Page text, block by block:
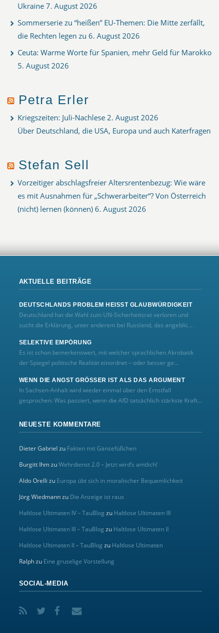
Ukraine 7. August 2026
Sommerserie zu “heißen” EU-Themen: Die Mitte zerfällt,
die Rechten legen zu 6. August 2026
Ceuta: Warme Worte für Spanien, mehr Geld für Marokko
5. August 2026
Petra Erler
Kriegszeiten: Juli-Nachlese 2. August 2026
Über Deutschland, die USA, Europa und auch Katerfragen
Stefan Sell
Vorzeitiger abschlagsfreier Altersrentenbezug: Wie wäre
es mit Ausnahmen für „Schwerarbeiter“? Von Österreich
(nicht) lernen (können) 6. August 2026
AKTUELLE BEITRÄGE
DEUTSCHLANDS PROBLEM HEISST GLAUBWÜRDIGKEIT
Deutschland hat die Wahl zum UN‑Sicherheitsrat verloren und
sucht die Erklärung, unter anderem bei Russland, das angeblic...
SELEKTIVE EMPÖRUNG
Es ist schon bemerkenswert, mit welcher sprachlichen Akrobatik
der Spiegel politische Realität einordnet – oder besser ge...
WENN DIE ANGST GRÖSSER IST ALS DAS ARGUMENT
In Sachsen-Anhalt wird wieder einmal über den Ernstfall
gesprochen: Was passiert, wenn die AfD tatsächlich stärkste Kraft...
NEUESTE KOMMENTARE
Dieter Gabriel zu Fakten mit Gänsefüßchen
Burgitt IhmzuWehrdienst 2.0 – Jetzt wird’s amtlich!
Aldo Orelli zu Europa übt sich in moralischer Bequemlichkeit
Jörg Wiedmannzu Die Anzeige ist raus
Haltlose Ultimaten IV – TauBlog zu Haltlose Ultimaten III
Haltlose Ultimaten III – TauBlog zu Haltlose Ultimaten II
Haltlose Ultimaten II – TauBlog zu Haltlose Ultimaten
Ralphzu Eine gruselige Vorstellung
SOCIAL-MEDIA